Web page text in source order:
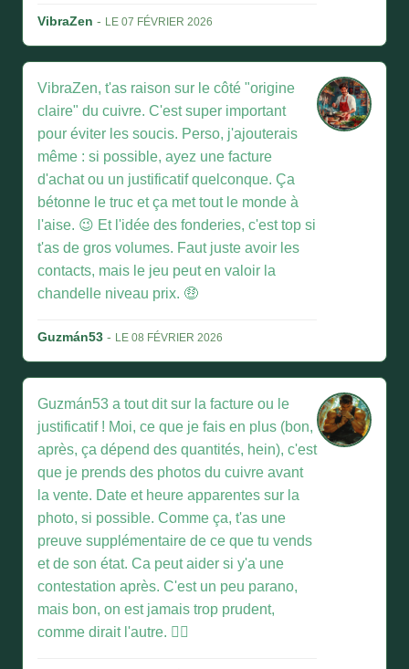
VibraZen - LE 07 FÉVRIER 2026
VibraZen, t'as raison sur le côté "origine
claire" du cuivre. C'est super important
pour éviter les soucis. Perso, j'ajouterais
même : si possible, ayez une facture
d'achat ou un justificatif quelconque. Ça
bétonne le truc et ça met tout le monde à
l'aise. 😉 Et l'idée des fonderies, c'est top si
t'as de gros volumes. Faut juste avoir les
contacts, mais le jeu peut en valoir la
chandelle niveau prix. 🤑
Guzmán53 - LE 08 FÉVRIER 2026
Guzmán53 a tout dit sur la facture ou le
justificatif ! Moi, ce que je fais en plus (bon,
après, ça dépend des quantités, hein), c'est
que je prends des photos du cuivre avant
la vente. Date et heure apparentes sur la
photo, si possible. Comme ça, t'as une
preuve supplémentaire de ce que tu vends
et de son état. Ca peut aider si y'a une
contestation après. C'est un peu parano,
mais bon, on est jamais trop prudent,
comme dirait l'autre. 🤷‍♂️